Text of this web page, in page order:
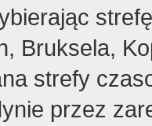
Bruksela,
strefy
przez